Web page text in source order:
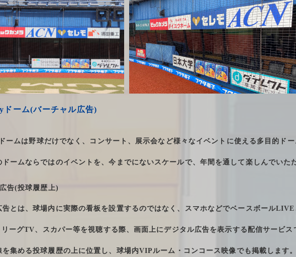
ドーム(バーチャル広告)
ームは野球だけでなく、コンサート、展示会など様々なイベントに使える多目的ド
ドームならではのイベントを、今までにないスケールで、年間を通して楽しんでいた
告(投球履歴上)
告とは、球場内に実際の看板を設置するのではなく、スマホなどでベースボールLIVE
ーグTV、スカパー等を視聴する際、画面上にデジタル広告を表示する配信サービス
を集める投球履歴の上に位置し、球場内VIPルーム・コンコース映像でも掲載します